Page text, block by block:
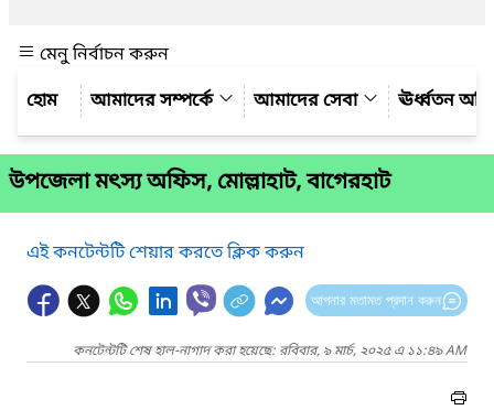
মেনু নির্বাচন করুন
আমাদের সম্পর্কে
আমাদের সেবা ঊর্ধ্বতন
উপজেলা মৎস্য অফিস, মোল্লাহাট, বাগেরহাট
এই কনটেন্টটি শেয়ার করতে ক্লিক করুন
আপনার মতামত প্রদান করুন
কনটেন্টটি শেষ হাল-নাগাদ করা হয়েছে: রবিবার, ৯ মার্চ, ২০২৫ এ ১১:৪৯ AM